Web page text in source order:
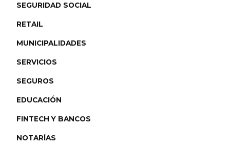
SEGURIDAD SOCIAL
RETAIL
MUNICIPALIDADES
SERVICIOS
SEGUROS
EDUCACIÓN
FINTECH Y BANCOS
NOTARÍAS